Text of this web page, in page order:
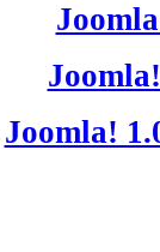
Joomla!